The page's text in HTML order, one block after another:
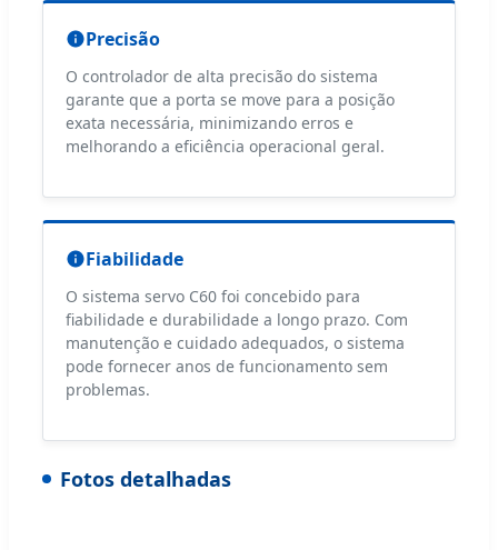
Precisão
O controlador de alta precisão do sistema
garante que a porta se move para a posição
exata necessária, minimizando erros e
melhorando a eficiência operacional geral.
Fiabilidade
O sistema servo C60 foi concebido para
fiabilidade e durabilidade a longo prazo. Com
manutenção e cuidado adequados, o sistema
pode fornecer anos de funcionamento sem
problemas.
Fotos detalhadas